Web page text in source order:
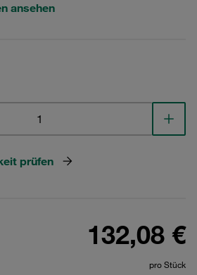
ansehen
prüfen
132,08 €
pro Stück